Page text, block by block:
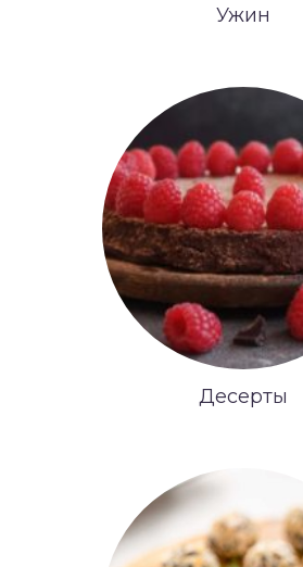
Ужин
Десерты